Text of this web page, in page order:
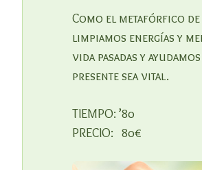
Como el metafórfico de
limpiamos energías y
vida pasadas y
presente sea vital.
TIEMPO: ’80
PRECIO: 80€